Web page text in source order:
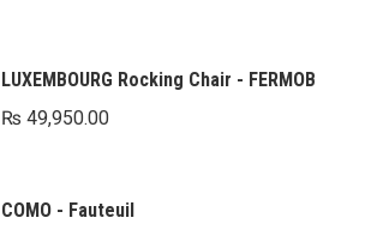
LUXEMBOURG Rocking Chair - FERMOB
₨ 49,950.00
COMO - Fauteuil